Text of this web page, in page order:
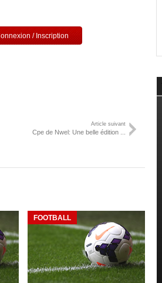
/ Inscription
Article suivant
Cpe de Nwel: Une belle édition ...
FOOTBALL